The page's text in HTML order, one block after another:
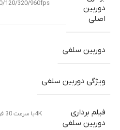
دوربین
اصلی
دوربین سلفی
ویژگی دوربین سلفی
فیلم برداری
دوربین سلفی